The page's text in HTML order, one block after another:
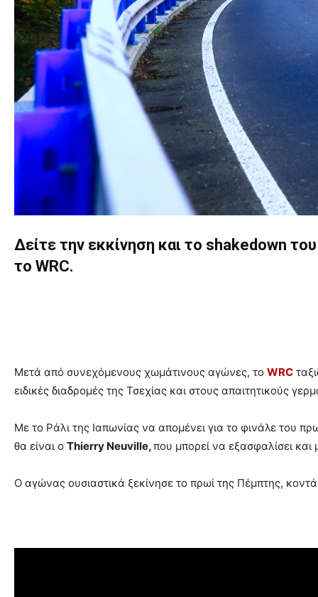
Δείτε την εκκίνηση και το shakedown
το WRC.
Μετά από συνεχόμενους χωμάτινους αγώνες, το WRC
ειδικές διαδρομές της Τσεχίας και στους απαιτητικούς
Με το Ράλι της Ιαπωνίας να απομένει για το φινάλε του
θα είναι ο Thierry Neuville,που μπορεί να εξασφαλίσει
Ο αγώνας ουσιαστικά ξεκίνησε το πρωί της Πέμπτης,